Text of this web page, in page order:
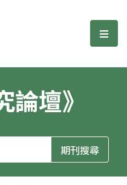
選
論壇》